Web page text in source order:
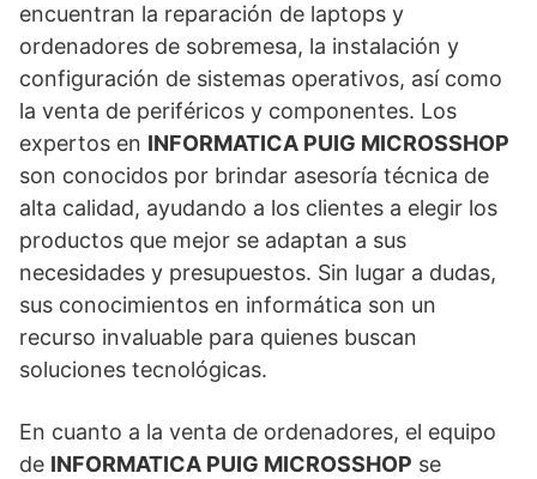
encuentran la reparación de laptops y
ordenadores de sobremesa, la instalación y
configuración de sistemas operativos, así como
la venta de periféricos y componentes. Los
expertos en INFORMATICA PUIG MICROSSHOP
son conocidos por brindar asesoría técnica de
alta calidad, ayudando a los clientes a elegir los
productos que mejor se adaptan a sus
necesidades y presupuestos. Sin lugar a dudas,
sus conocimientos en informática son un
recurso invaluable para quienes buscan
soluciones tecnológicas.
En cuanto a la venta de ordenadores, el equipo
de INFORMATICA PUIG MICROSSHOP se